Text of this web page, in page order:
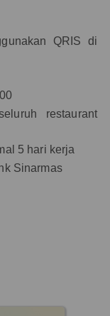
QRIS di
restaurant
5 hari kerja
Sinarmas